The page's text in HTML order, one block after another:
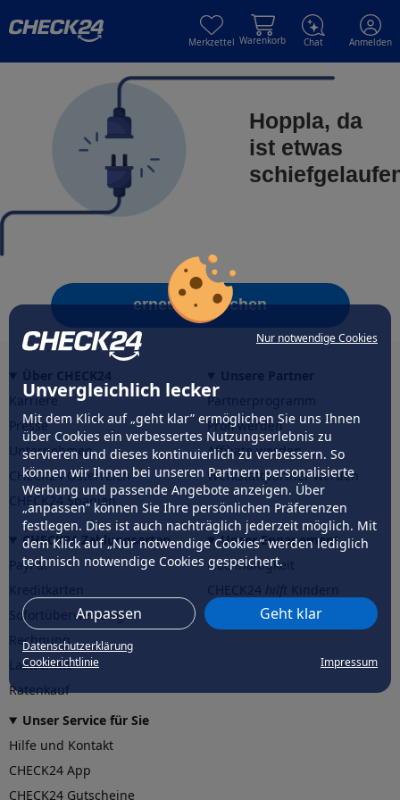
Nur notwendige Cookies
Unvergleichlich lecker
Mit dem Klick auf „geht klar” ermöglichen Sie uns Ihnen
über Cookies ein verbessertes Nutzungserlebnis zu
servieren und dieses kontinuierlich zu verbessern. So
können wir Ihnen bei unseren Partnern personalisierte
Werbung und passende Angebote anzeigen. Über
„anpassen” können Sie Ihre persönlichen Präferenzen
festlegen. Dies ist auch nachträglich jederzeit möglich. Mit
dem Klick auf „Nur notwendige Cookies” werden lediglich
technisch notwendige Cookies gespeichert.
Anpassen Geht klar
Datenschutzerklärung
Cookierichtlinie
Impressum
Merkzettel Warenkorb Chat Anmelden
Hoppla, da
ist etwas
erneut versuchen
Karriere
Presse
Unternehmen
CHECK24 Österreich
CHECK24 Spanien
Partnerprogramm
Profi werden
Affiliate werden
Werkstattpartner werden
CHECK24 Zahlungsarten
PayPal
Sofortüberweisung
Rechnung
Lastschrift
Ratenkauf
Unser Engagement
Nachhaltigkeit
CHECK24hilftder Natur
Unser Service für Sie
Hilfe und Kontakt
CHECK24 App
CHECK24 Gutscheine